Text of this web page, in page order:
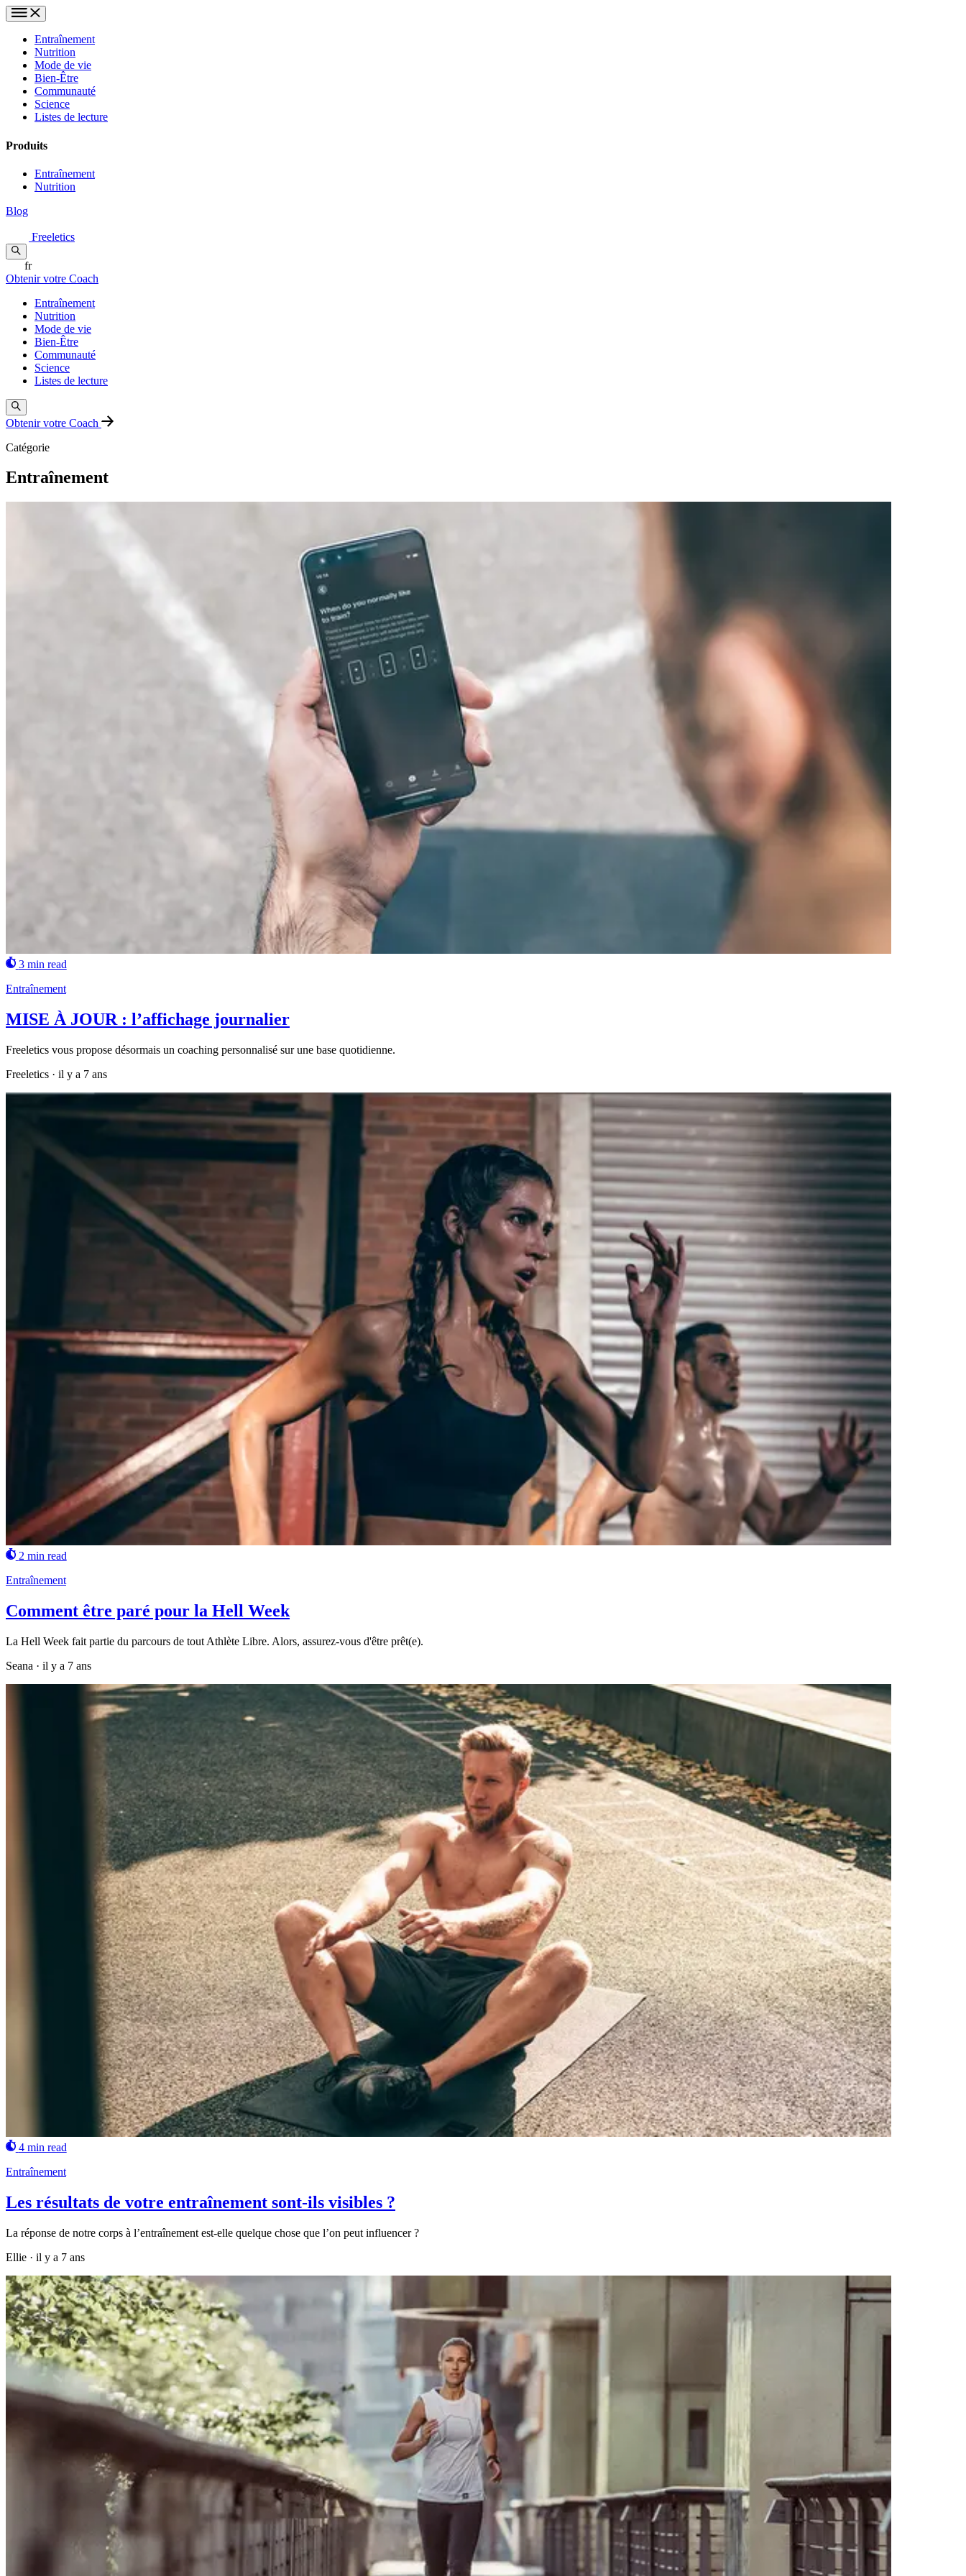
Entraînement
Nutrition
Mode de vie
Bien-Être
Communauté
Science
Listes de lecture
Produits
Entraînement
Nutrition
Blog
Freeletics
fr
Obtenir votre Coach
Entraînement
Nutrition
Mode de vie
Bien-Être
Communauté
Science
Listes de lecture
Obtenir votre Coach
Catégorie
Entraînement
3 min read
Entraînement
MISE À JOUR : l’affichage journalier
Freeletics vous propose désormais un coaching personnalisé sur une base quotidienne.
Freeletics · il y a 7 ans
2 min read
Entraînement
Comment être paré pour la Hell Week
La Hell Week fait partie du parcours de tout Athlète Libre. Alors, assurez-vous d'être prêt(e).
Seana · il y a 7 ans
4 min read
Entraînement
Les résultats de votre entraînement sont-ils visibles ?
La réponse de notre corps à l’entraînement est-elle quelque chose que l’on peut influencer ?
Ellie · il y a 7 ans